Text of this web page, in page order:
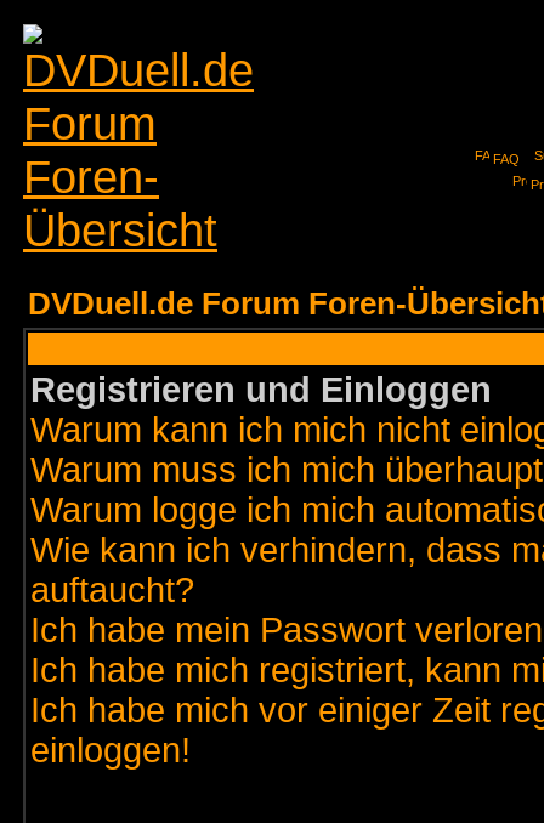
FAQ
DVDuell.de Forum Foren-
Registrieren und Einloggen
Warum kann ich mich nicht
Warum muss ich mich
Warum logge ich mich
Wie kann ich verhindern, dass
auftaucht?
Ich habe mein Passwort
Ich habe mich registriert, kann
Ich habe mich vor einiger Zeit
einloggen!